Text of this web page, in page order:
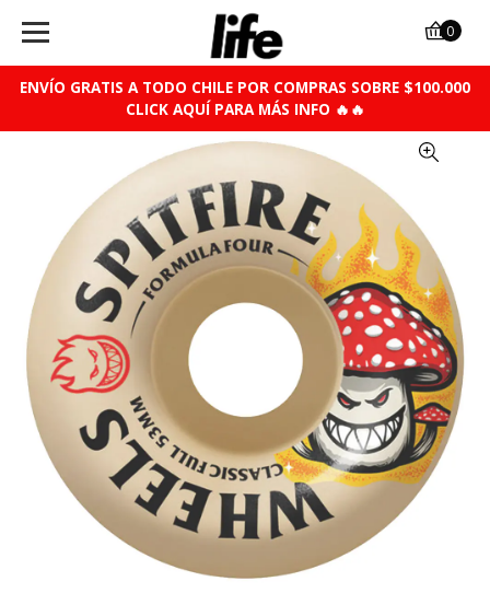
ENVÍO GRATIS A TODO CHILE POR COMPRAS SOBRE $100.000
CLICK AQUÍ PARA MÁS INFO 🔥🔥
0